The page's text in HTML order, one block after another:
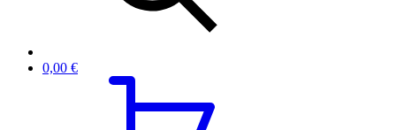
0,00 €